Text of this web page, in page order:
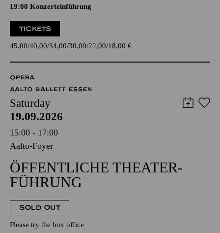
19:00 Konzerteinführung
TICKETS
45,00 40,00 34,00 30,00 22,00 18,00 €
OPERA
AALTO BALLETT ESSEN
Saturday
19.09.2026
15:00 - 17:00
Aalto-Foyer
ÖFFENTLICHE THEATER­
FÜHRUNG
SOLD OUT
Please try the box office